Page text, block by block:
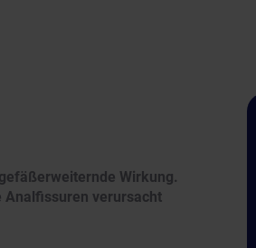
Wirkung.
Analfissuren verursacht